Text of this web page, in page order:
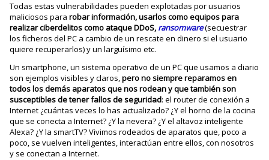
Todas estas vulnerabilidades pueden explotadas por usuarios
maliciosos pararobar información, usarlos como equipos para
realizar ciberdelitos como ataque DDoS, ransomware(secuestrar
los ficheros del PC a cambio de un rescate en dinero si el usuario
quiere recuperarlos) y un larguísimo etc.
Un smartphone, un sistema operativo de un PC que usamos a diario
son ejemplos visibles y claros,pero no siempre reparamos en
todos los demás aparatos que nos rodean y que también son
susceptibles de tener fallos de seguridad: el router de conexión a
Internet ¿cuántas veces lo has actualizado? ¿Y el horno de la cocina
que se conecta a Internet? ¿Y la nevera? ¿Y el altavoz inteligente
Alexa? ¿Y la smartTV? Vivimos rodeados de aparatos que, poco a
poco, se vuelven inteligentes, interactúan entre ellos, con nosotros
y se conectan a Internet.